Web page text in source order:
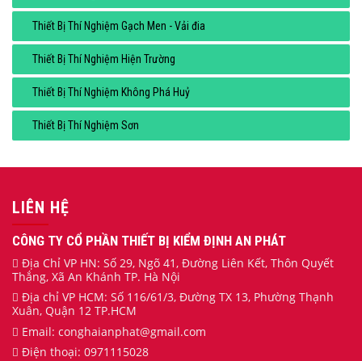
Thiết Bị Thí Nghiệm Gạch Men - Vải đia
Thiết Bị Thí Nghiệm Hiện Trường
Thiết Bị Thí Nghiệm Không Phá Huỷ
Thiết Bị Thí Nghiệm Sơn
LIÊN HỆ
CÔNG TY CỔ PHẦN THIẾT BỊ KIỂM ĐỊNH AN PHÁT
Địa Chỉ VP HN: Số 29, Ngõ 41, Đường Liên Kết, Thôn Quyết
Thắng, Xã An Khánh TP. Hà Nội
Địa chỉ VP HCM: Số 116/61/3, Đường TX 13, Phường Thạnh
Xuân, Quận 12 TP.HCM
Email: conghaianphat@gmail.com
Điện thoại: 0971115028